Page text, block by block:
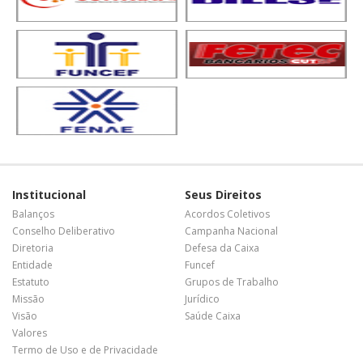
Institucional
Balanços
Conselho Deliberativo
Diretoria
Entidade
Estatuto
Missão
Visão
Valores
Termo de Uso e de Privacidade
Seus Direitos
Acordos Coletivos
Campanha Nacional
Defesa da Caixa
Funcef
Grupos de Trabalho
Jurídico
Saúde Caixa